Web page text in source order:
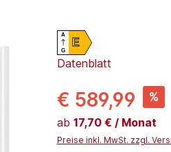
E
A
G
Datenblatt
€ 589,99 %
ab 17,70 € / Monat
Preise inkl. MwSt. zzgl.